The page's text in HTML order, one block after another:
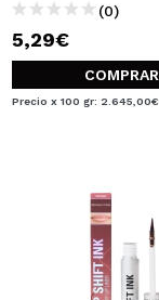
(0)
5,29€
COMPRAR
Precio x 100 gr: 2.645,00€